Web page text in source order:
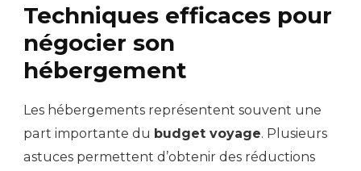
Techniques efficaces pour
négocier son
hébergement
Les hébergements représentent souvent une
part importante du budget voyage. Plusieurs
astuces permettent d’obtenir des réductions